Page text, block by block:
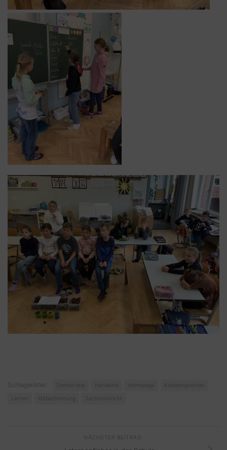
Schlagwörter: Demokratie Handelnd Homepage
Klassensprecher
Mitbestimmung Sachunterricht
NÄCHSTER BEITRAG